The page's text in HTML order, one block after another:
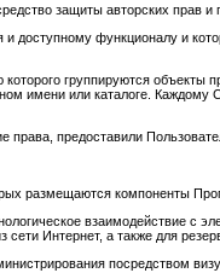
защиты авторских прав
функционалу и
группируются
или каталоге.
предоставили
размещаются компоненты
взаимодействие с
Интернет, а также для
посредством